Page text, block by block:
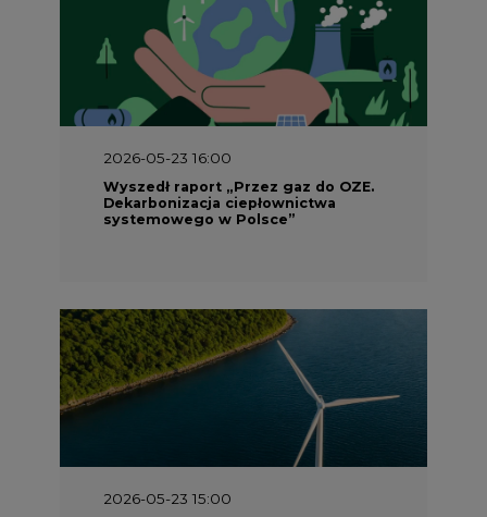
2026-05-23 16:00
Wyszedł raport „Przez gaz do OZE.
Dekarbonizacja ciepłownictwa
systemowego w Polsce”
2026-05-23 15:00